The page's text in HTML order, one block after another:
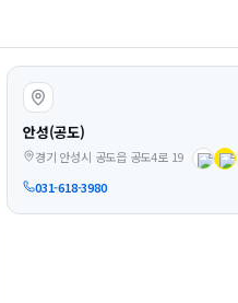
안성(공도)
경기 안성시 공도읍 공도4로 19
031-618-3980